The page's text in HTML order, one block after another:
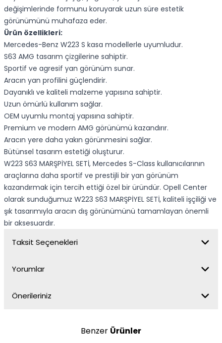
değişimlerinde formunu koruyarak uzun süre estetik
görünümünü muhafaza eder.
Ürün özellikleri:
Mercedes-Benz W223 S kasa modellerle uyumludur.
S63 AMG tasarım çizgilerine sahiptir.
Sportif ve agresif yan görünüm sunar.
Aracın yan profilini güçlendirir.
Dayanıklı ve kaliteli malzeme yapısına sahiptir.
Uzun ömürlü kullanım sağlar.
OEM uyumlu montaj yapısına sahiptir.
Premium ve modern AMG görünümü kazandırır.
Aracın yere daha yakın görünmesini sağlar.
Bütünsel tasarım estetiği oluşturur.
W223 S63 MARŞPİYEL SETİ, Mercedes S-Class kullanıcılarının
araçlarına daha sportif ve prestijli bir yan görünüm
kazandırmak için tercih ettiği özel bir üründür. Opell Center
olarak sunduğumuz W223 S63 MARŞPİYEL SETİ, kaliteli işçiliği ve
şık tasarımıyla aracın dış görünümünü tamamlayan önemli
bir aksesuardır.
Taksit Seçenekleri
Yorumlar
Önerileriniz
Benzer Ürünler